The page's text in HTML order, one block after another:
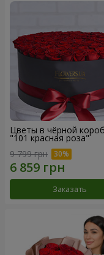
Цветы в чёрной
"101 красная роза"
9 799 грн
Заказать